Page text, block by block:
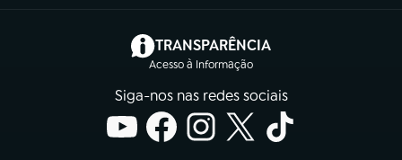
TRANSPARÊNCIA
Acesso à Informação
(abre em nova aba)
Siga-nos nas redes sociais